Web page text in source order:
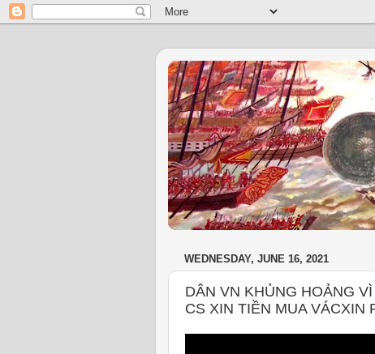
WEDNESDAY, JUNE 16, 2021
DÂN VN KHỦNG HOẢNG
CS XIN TIỀN MUA VÁCXIN